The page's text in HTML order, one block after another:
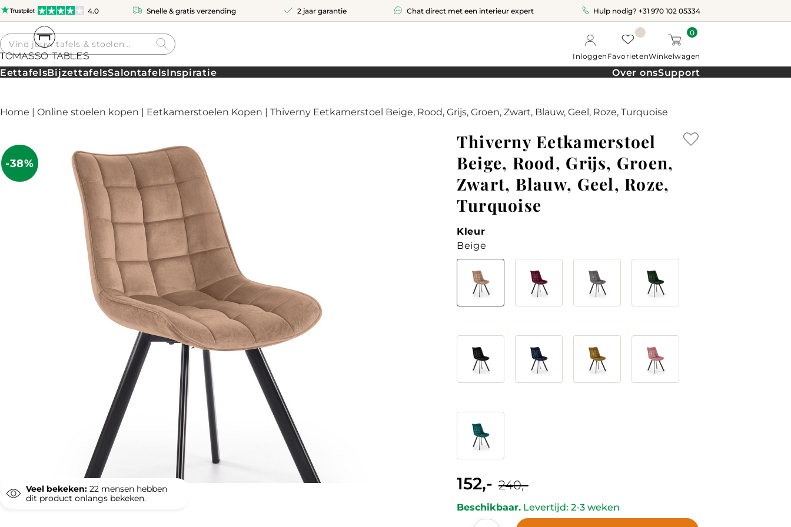
4.0 Snelle & gratis verzending 2 jaar garantie Chat direct met een interieur expert Hulp nodig? +31 970 102 05334
Producten
zoeken
InloggenFavorieten
0
Winkelwagen
EettafelsBijzettafelsSalontafelsInspiratie Over onsSupport
Home | Online stoelen kopen | Eetkamerstoelen Kopen | Thiverny Eetkamerstoel Beige, Rood, Grijs, Groen, Zwart, Blauw, Geel, Roze, Turquoise
-38%
Veel bekeken: 22 mensen hebben
dit product onlangs bekeken.
Thiverny Eetkamerstoel
Beige, Rood, Grijs, Groen,
Zwart, Blauw, Geel, Roze,
Turquoise
Kleur
Beige
152,-
Current
price
152,-.
240,-price
240,-.
Beschikbaar.Levertijd: 2-3 weken
Thiverny